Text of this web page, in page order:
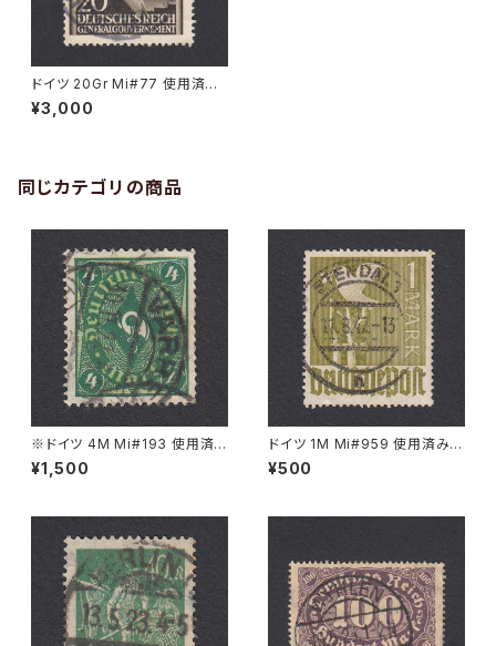
ドイツ 20Gr Mi#77 使用済み
切手｜OPOCZNO 6.1.1943
¥3,000
同じカテゴリの商品
※ドイツ 4M Mi#193 使用済
み切手｜VARREL 30.11.1922
¥1,500
ドイツ 1M Mi#959 使用済み切
手｜STENDAL 11.8.1947
¥500